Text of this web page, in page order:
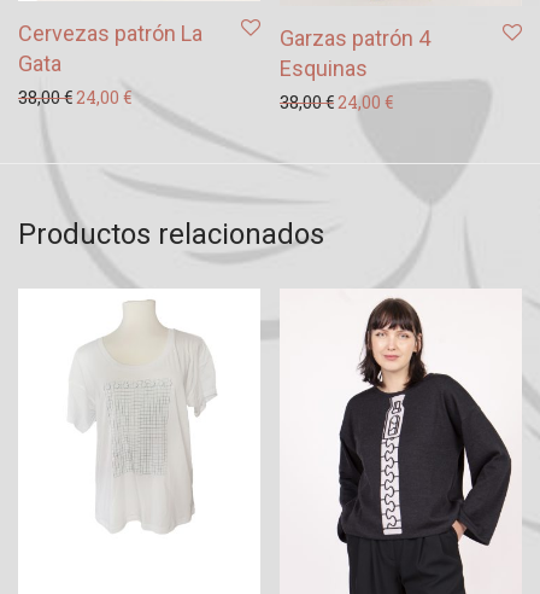
Cervezas patrón La
Gata
38,00€ El precio original era: 38,00 €.
24,00 €El precio actual es: 24,00 €.
Garzas patrón 4
Esquinas
38,00€ El precio original era:
24,00 €El precio actual
Productos relacionados